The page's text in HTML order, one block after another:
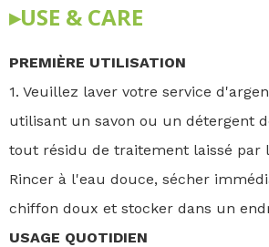
▸USE & CARE
PREMIÈRE UTILISATION
1. Veuillez laver votre service
utilisant un savon ou un détergent
tout résidu de traitement laissé par
Rincer à l'eau douce, sécher
chiffon doux et stocker dans un
USAGE QUOTIDIEN